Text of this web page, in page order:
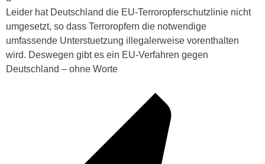
Leider hat Deutschland die EU-Terroropferschutzlinie nicht
umgesetzt, so dass Terroropfern die notwendige
umfassende Unterstuetzung illegalerweise vorenthalten
wird. Deswegen gibt es ein EU-Verfahren gegen
Deutschland – ohne Worte